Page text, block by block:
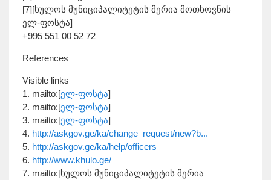
[7][ხულოს მუნიციპალიტეტის მერია მოთხოვნის
ელ-ფოსტა]
+995 551 00 52 72
References
Visible links
1. mailto:[ელ-ფოსტა]
2. mailto:[ელ-ფოსტა]
3. mailto:[ელ-ფოსტა]
4. http://askgov.ge/ka/change_request/new?b...
5. http://askgov.ge/ka/help/officers
6. http://www.khulo.ge/
7. mailto:[ხულოს მუნიციპალიტეტის მერია